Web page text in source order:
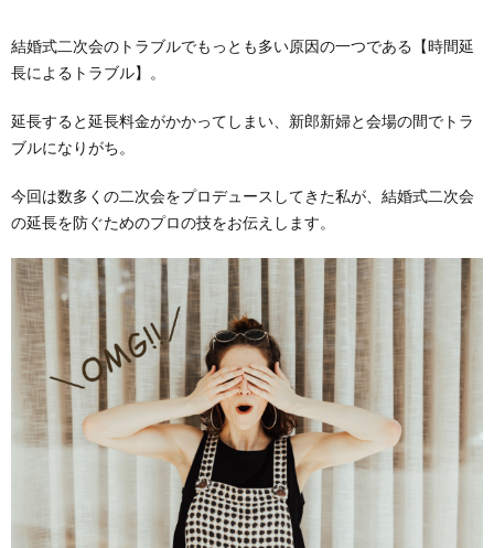
結婚式二次会のトラブルでもっとも多い原因の一つである【時間延
長によるトラブル】。
延長すると延長料金がかかってしまい、新郎新婦と会場の間でトラ
ブルになりがち。
今回は数多くの二次会をプロデュースしてきた私が、結婚式二次会
の延長を防ぐためのプロの技をお伝えします。